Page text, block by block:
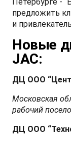
предложить
и
Новые
JAC:
ДЦ ООО
Московская
рабочий
ДЦ ООО